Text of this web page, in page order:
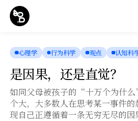
心理学 行为科学 观点 认知科
是因果，还是直觉？
如同父母被孩子的“十万个为什
个大，大多数人在思考某一事件
现自己正遵循着一条无穷无尽的因